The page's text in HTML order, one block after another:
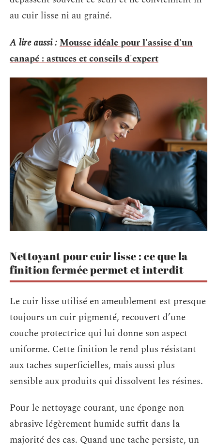
au cuir lisse ni au grainé.
A lire aussi :Mousse idéale pour l'assise d'un
canapé : astuces et conseils d'expert
Nettoyant pour cuir lisse : ce que la
finition fermée permet et interdit
Le cuir lisse utilisé en ameublement est presque
toujours un cuir pigmenté, recouvert d’une
couche protectrice qui lui donne son aspect
uniforme. Cette finition le rend plus résistant
aux taches superficielles, mais aussi plus
sensible aux produits qui dissolvent les résines.
Pour le nettoyage courant, une éponge non
abrasive légèrement humide suffit dans la
majorité des cas. Quand une tache persiste, un